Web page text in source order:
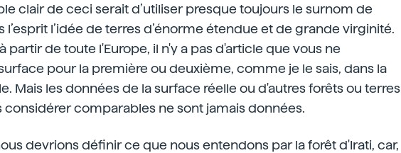
clair de ceci serait d’utiliser presque toujours le surnom de
l’esprit l’idée de terres d’énorme étendue et de grande virginité.
partir de toute l'Europe, il n'y a pas d'article que vous ne
pour la première ou deuxième, comme je le sais, dans la
Mais les données de la surface réelle ou d'autres forêts ou terres
comparables ne sont jamais données.
devrions définir ce que nous entendons par la forêt d'Irati, car,